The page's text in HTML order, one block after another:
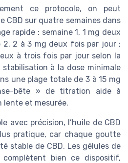
ce protocole, on peut
CBD sur quatre semaines dans
rapide : semaine 1, 1 mg deux
2, 2 à 3 mg deux fois par jour ;
à trois fois par jour selon la
à la dose minimale
une plage totale de 3 à 15 mg
bête » de titration aide à
lente et mesurée.
avec précision, l’huile de CBD
pratique, car chaque goutte
stable de CBD. Les gélules de
bien ce dispositif,